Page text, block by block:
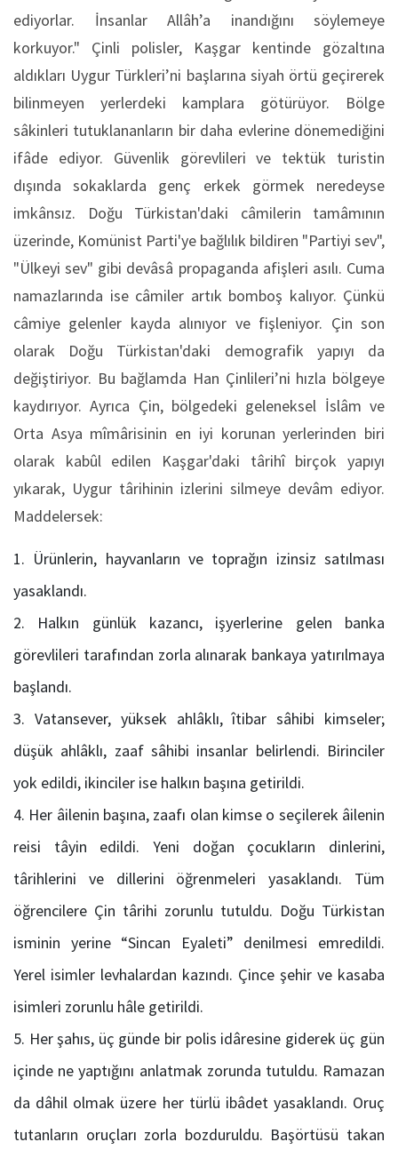
ediyorlar. İnsanlar Allâh’a inandığını söylemeye
korkuyor." Çinli polisler, Kaşgar kentinde gözaltına
aldıkları Uygur Türkleri’ni başlarına siyah örtü geçirerek
bilinmeyen yerlerdeki kamplara götürüyor. Bölge
sâkinleri tutuklananların bir daha evlerine dönemediğini
ifâde ediyor. Güvenlik görevlileri ve tektük turistin
dışında sokaklarda genç erkek görmek neredeyse
imkânsız. Doğu Türkistan'daki câmilerin tamâmının
üzerinde, Komünist Parti'ye bağlılık bildiren "Partiyi sev",
"Ülkeyi sev" gibi devâsâ propaganda afişleri asılı. Cuma
namazlarında ise câmiler artık bomboş kalıyor. Çünkü
câmiye gelenler kayda alınıyor ve fişleniyor. Çin son
olarak Doğu Türkistan'daki demografik yapıyı da
değiştiriyor. Bu bağlamda Han Çinlileri’ni hızla bölgeye
kaydırıyor. Ayrıca Çin, bölgedeki geleneksel İslâm ve
Orta Asya mîmârisinin en iyi korunan yerlerinden biri
olarak kabûl edilen Kaşgar'daki târihî birçok yapıyı
yıkarak, Uygur târihinin izlerini silmeye devâm ediyor.
Maddelersek:
Ürünlerin, hayvanların ve toprağın izinsiz satılması
yasaklandı.
Halkın günlük kazancı, işyerlerine gelen banka
görevlileri tarafından zorla alınarak bankaya yatırılmaya
başlandı.
Vatansever, yüksek ahlâklı, îtibar sâhibi kimseler;
düşük ahlâklı, zaaf sâhibi insanlar belirlendi. Birinciler
yok edildi, ikinciler ise halkın başına getirildi.
Her âilenin başına, zaafı olan kimse o seçilerek âilenin
reisi tâyin edildi. Yeni doğan çocukların dinlerini,
târihlerini ve dillerini öğrenmeleri yasaklandı. Tüm
öğrencilere Çin târihi zorunlu tutuldu. Doğu Türkistan
isminin yerine “Sincan Eyaleti” denilmesi emredildi.
Yerel isimler levhalardan kazındı. Çince şehir ve kasaba
isimleri zorunlu hâle getirildi.
Her şahıs, üç günde bir polis idâresine giderek üç gün
içinde ne yaptığını anlatmak zorunda tutuldu. Ramazan
da dâhil olmak üzere her türlü ibâdet yasaklandı. Oruç
tutanların oruçları zorla bozduruldu. Başörtüsü takan